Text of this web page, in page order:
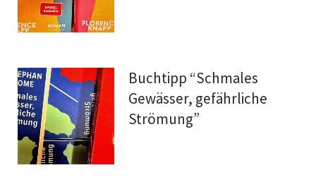
Buchtipp “Schmales
Gewässer, gefährliche
Strömung”